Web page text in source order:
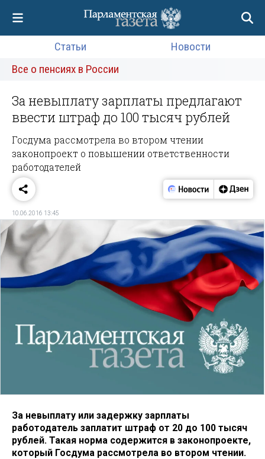
Статьи
Новости
Все о пенсиях в России
За невыплату зарплаты предлагают
ввести штраф до 100 тысяч рублей
Госдума рассмотрела во втором чтении
законопроект о повышении ответственности
работодателей
10.06.2016 13:45
За невыплату или задержку зарплаты
работодатель заплатит штраф от 20 до 100 тысяч
рублей. Такая норма содержится в законопроекте,
который Госдума рассмотрела во втором чтении.